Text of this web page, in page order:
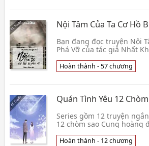
Nội Tâm Của Ta Cơ Hồ
Bạn đang đọc truyện Nội
Phá Vỡ của tác giả Nhất
vào một 👦 Nhất Khúc Phó
Hoàn thành - 57 chương
Quán Tình Yêu 12
Series gồm 12 truyện
12 chòm sao Cung hoàng
nên anh bằn👦 Tam
Hoàn thành - 12 chương